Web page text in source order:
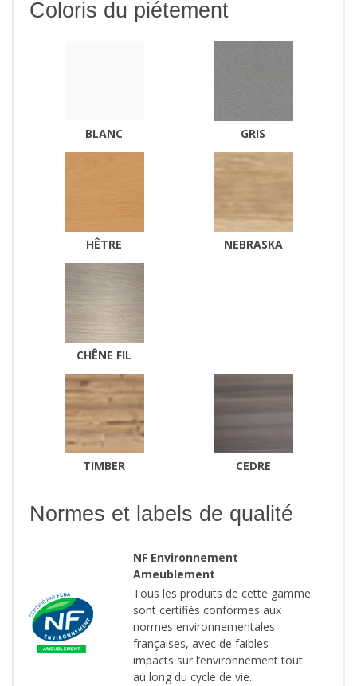
Coloris du piétement
BLANC GRIS
HÊTRE NEBRASKA
CHÊNE FIL
TIMBER CEDRE
Normes et labels de qualité
NF Environnement
Ameublement
Tous les produits de cette gamme
sont certifiés conformes aux
normes environnementales
françaises, avec de faibles
impacts sur l’environnement tout
au long du cycle de vie.